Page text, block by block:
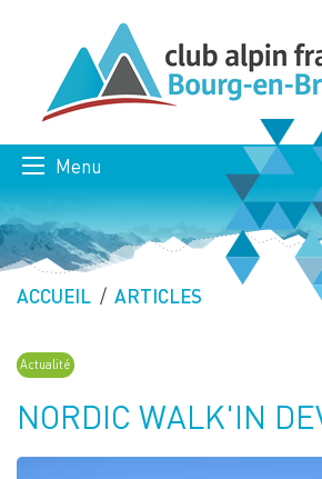
Menu
ACCUEIL ARTICLES
Actualité
NORDIC WALK'IN